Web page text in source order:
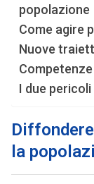
popolazione
Come agire
Nuove
I due
la